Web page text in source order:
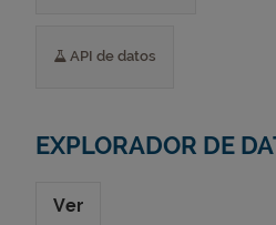
API de datos
EXPLORADOR DE
Ver